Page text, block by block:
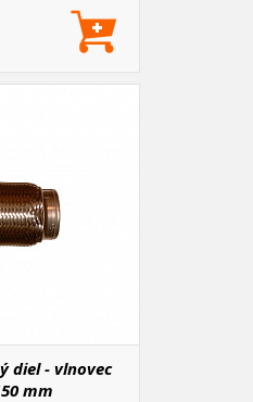
diel - vlnovec
mm